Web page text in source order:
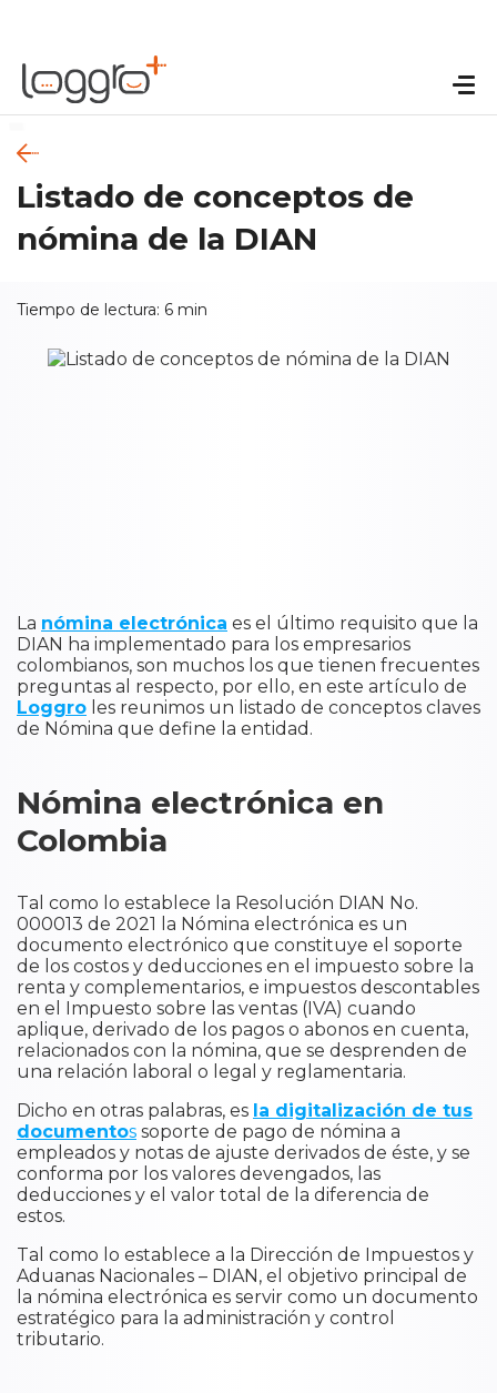
Listado de conceptos de
nómina de la DIAN
Tiempo de lectura: 6 min
La nómina electrónica es el último requisito que la
DIAN ha implementado para los empresarios
colombianos, son muchos los que tienen frecuentes
preguntas al respecto, por ello, en este artículo de
Loggro les reunimos un listado de conceptos claves
de Nómina que define la entidad.
Nómina electrónica en
Colombia
Tal como lo establece la Resolución DIAN No.
000013 de 2021 la Nómina electrónica es un
documento electrónico que constituye el soporte
de los costos y deducciones en el impuesto sobre la
renta y complementarios, e impuestos descontables
en el Impuesto sobre las ventas (IVA) cuando
aplique, derivado de los pagos o abonos en cuenta,
relacionados con la nómina, que se desprenden de
una relación laboral o legal y reglamentaria.
Dicho en otras palabras, es la digitalización de tus
documentos soporte de pago de nómina a
empleados y notas de ajuste derivados de éste, y se
conforma por los valores devengados, las
deducciones y el valor total de la diferencia de
estos.
Tal como lo establece a la Dirección de Impuestos y
Aduanas Nacionales – DIAN, el objetivo principal de
la nómina electrónica es servir como un documento
estratégico para la administración y control
tributario.